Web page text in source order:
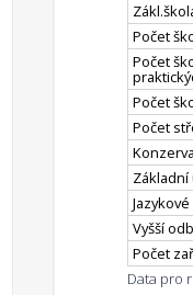
Počet
Počet
Počet
Počet
Základní
Vyšší
Počet
Data pro